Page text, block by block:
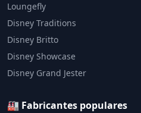
Loungefly
Disney Traditions
Disney Britto
Disney Showcase
Disney Grand Jester
🏭 Fabricantes populares